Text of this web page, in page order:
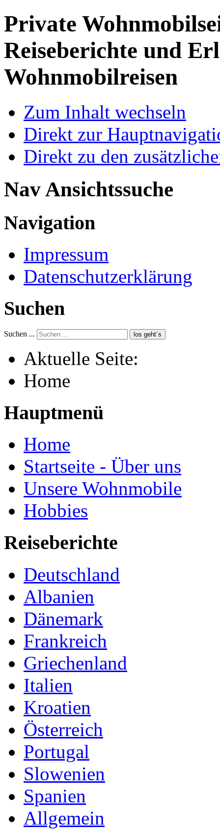
Private
Reiseberichte und
Wohnmobilreisen
Zum Inhalt wechseln
Direkt zur
Direkt zu den
Nav Ansichtssuche
Navigation
Impressum
Datenschutzerklärung
Suchen
Suchen ... los geht´s
Aktuelle Seite:
Home
Hauptmenü
Home
Startseite - Über uns
Unsere Wohnmobile
Hobbies
Reiseberichte
Deutschland
Albanien
Dänemark
Frankreich
Griechenland
Italien
Kroatien
Österreich
Portugal
Slowenien
Spanien
Allgemein